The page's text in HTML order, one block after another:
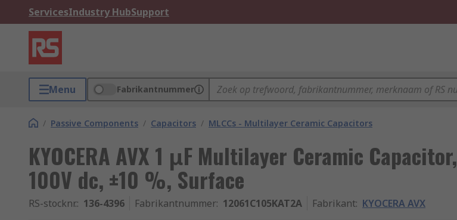
ServicesIndustry HubSupport
Menu Fabrikantnummer
/ Passive Components / Capacitors / MLCCs - Multilayer Ceramic Capacitors
KYOCERA AVX 1 μF Multilayer Ceramic Capacitor,
100V dc, ±10 %, Surface
RS-stocknr.: 136-4396 Fabrikantnummer: 12061C105KAT2A Fabrikant: KYOCERA AVX